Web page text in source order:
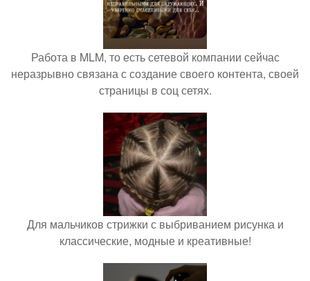
Работа в MLM, то есть сетевой компании сейчас
неразрывно связана с создание своего контента, своей
страницы в соц сетях.
Для мальчиков стрижки с выбриванием рисунка и
классические, модные и креативные!